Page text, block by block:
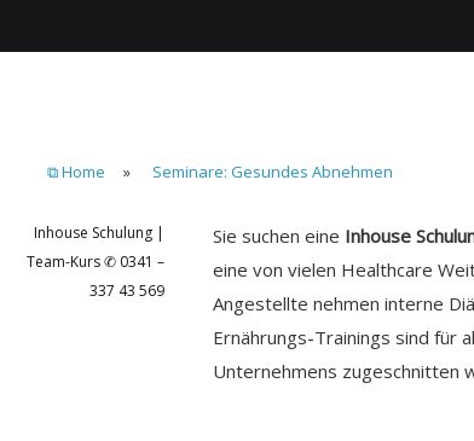
⧉ Home » Seminare: Gesundes Abnehmen
Inhouse Schulung |
Team-Kurs ✆ 0341 –
337 43 569
Sie suchen eine Inhouse
eine von vielen Healthcare
Angestellte nehmen interne
Ernährungs-Trainings sind für
Unternehmens zugeschnitten